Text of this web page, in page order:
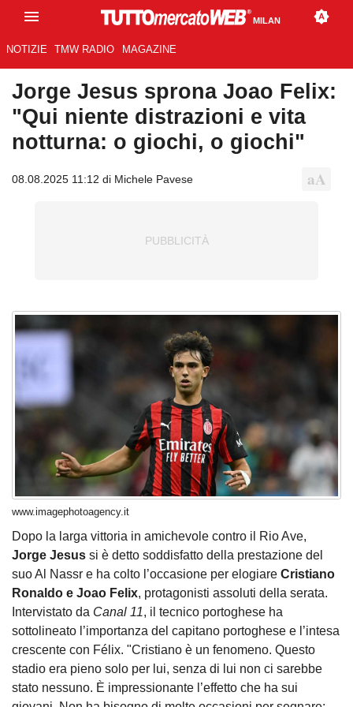
MILAN
NOTIZIE TMW RADIO MAGAZINE
Jorge Jesus sprona Joao Felix:
"Qui niente distrazioni e vita
notturna: o giochi, o giochi"
08.08.2025 11:12 di Michele Pavese
www.imagephotoagency.it
Dopo la larga vittoria in amichevole contro il Rio Ave,
Jorge Jesus si è detto soddisfatto della prestazione del
suo Al Nassr e ha colto l’occasione per elogiare Cristiano
Ronaldo e Joao Felix, protagonisti assoluti della serata.
Intervistato da Canal 11, il tecnico portoghese ha
sottolineato l’importanza del capitano portoghese e l’intesa
crescente con Félix. "Cristiano è un fenomeno. Questo
stadio era pieno solo per lui, senza di lui non ci sarebbe
stato nessuno. È impressionante l’effetto che ha sui